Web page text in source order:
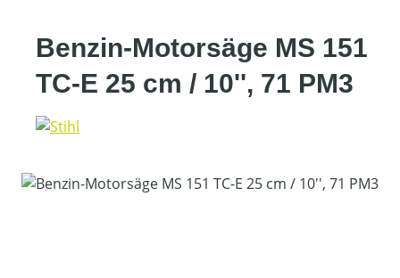
Benzin-Motorsäge MS 151
TC-E 25 cm / 10'', 71 PM3
Bildergalerie überspringen